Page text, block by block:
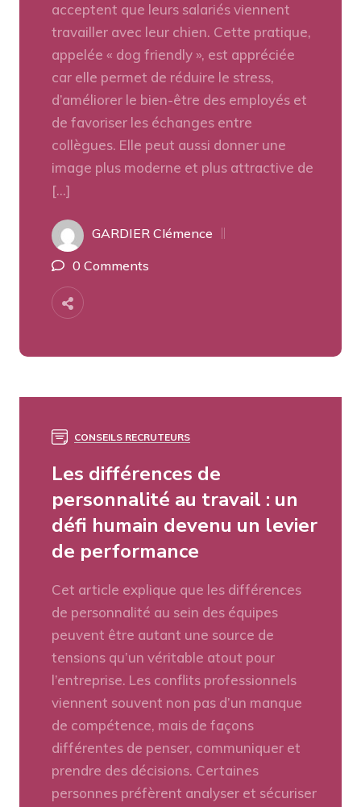
acceptent que leurs salariés viennent
travailler avec leur chien. Cette pratique,
appelée « dog friendly », est appréciée
car elle permet de réduire le stress,
d’améliorer le bien-être des employés et
de favoriser les échanges entre
collègues. Elle peut aussi donner une
image plus moderne et plus attractive de
[…]
GARDIER Clémence
0 Comments
CONSEILS RECRUTEURS
Les différences de
personnalité au travail : un
défi humain devenu un levier
de performance
Cet article explique que les différences
de personnalité au sein des équipes
peuvent être autant une source de
tensions qu’un véritable atout pour
l’entreprise. Les conflits professionnels
viennent souvent non pas d’un manque
de compétence, mais de façons
différentes de penser, communiquer et
prendre des décisions. Certaines
personnes préfèrent analyser et sécuriser